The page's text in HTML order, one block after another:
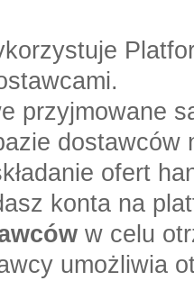
przyjmowane
dostawców
ofert
konta na
w celu
umożliwia